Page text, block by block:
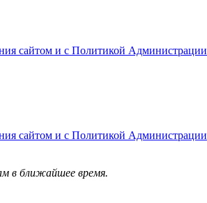
сайтом и с Политикой Администрации
сайтом и с Политикой Администрации
в ближайшее время.